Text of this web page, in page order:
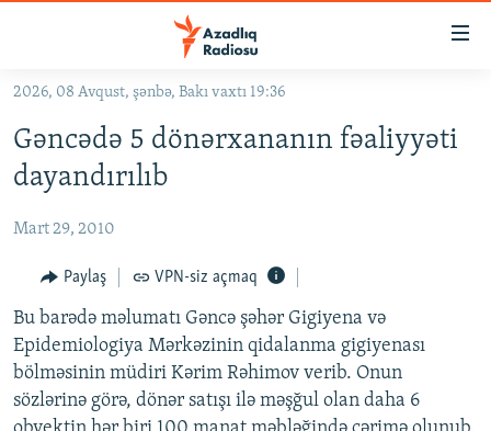
Əsas
qayıt
Əsas
naviqasiyaya
qayıt
KORRUPSIOMETR
#ƏSLINDƏ
FƏRQƏ BAX
QANUNI DOĞRU
ARAŞDIRMA
MULTIMEDIA
2026, 08 Avqust, şənbə, Bakı vaxtı 19:36
Gəncədə 5 dönərxananın fəaliyyəti
dayandırılıb
Mart 29, 2010
Paylaş VPN-siz açmaq
Bu barədə məlumatı Gəncə şəhər Gigiyena və
Epidemiologiya Mərkəzinin qidalanma gigiyenası
bölməsinin müdiri Kərim Rəhimov verib. Onun
sözlərinə görə, dönər satışı ilə məşğul olan daha 6